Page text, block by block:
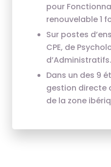
pour
renouvelable 1
Sur postes
CPE, de
d’Administratifs.
Dans un des 9
gestion directe
de la zone